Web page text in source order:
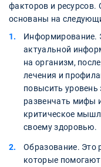
факторов и
основаны на
Информирование.
актуальной
на организм,
лечения и
повысить уровень
развенчать мифы
критическое
своему здоровью.
Образование. Это
которые